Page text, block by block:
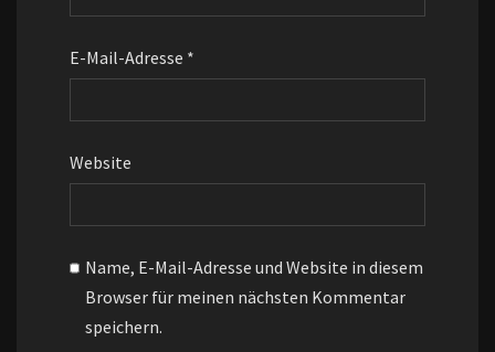
E-Mail-Adresse *
Website
Name, E-Mail-Adresse und Website in diesem
Browser für meinen nächsten Kommentar
speichern.